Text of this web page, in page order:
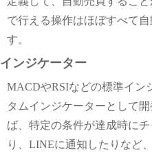
で行える操作はほぼすべて
す。
インジケーター
MACDやRSIなどの標準イン
タムインジケーターとして
ば、特定の条件が達成時に
り、LINEに通知したりなど